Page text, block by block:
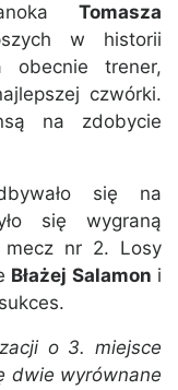
Tomasza
w historii
obecnie trener,
czwórki.
na zdobycie
się na
się wygraną
mecz nr 2. Losy
Błażej Salamon i
o 3. miejsce
dwie wyrównane